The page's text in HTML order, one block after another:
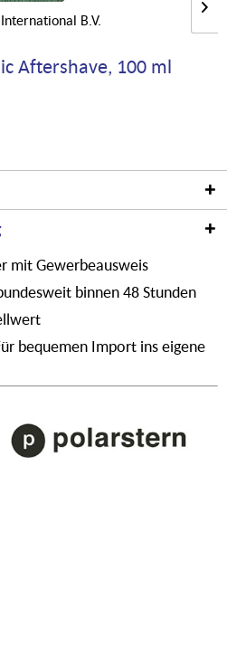
B.V.
Aftershave, 100 ml
mit Gewerbeausweis
binnen 48 Stunden
bequemen Import ins eigene